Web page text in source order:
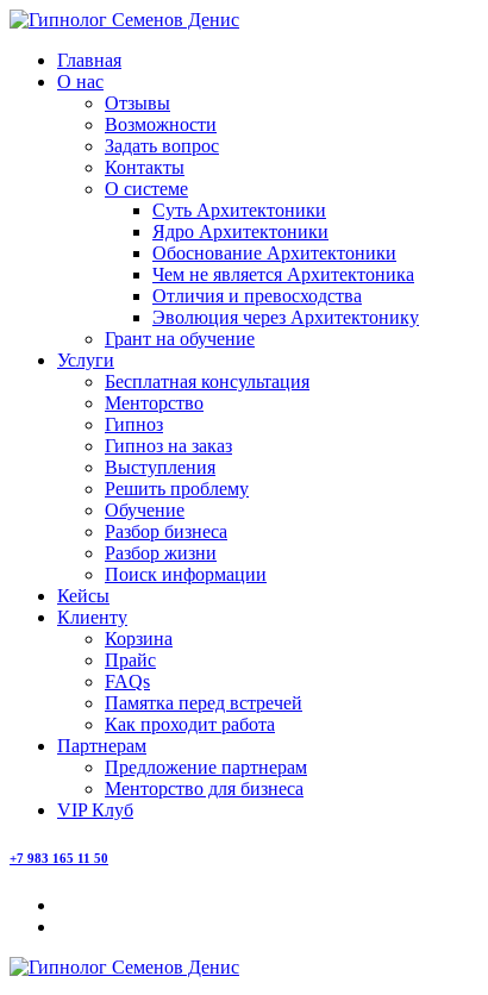
Главная
О нас
Отзывы
Возможности
Задать вопрос
Контакты
О системе
Суть Архитектоники
Ядро Архитектоники
Обоснование Архитектоники
Чем не является Архитектоника
Отличия и превосходства
Эволюция через Архитектонику
Грант на обучение
Услуги
Бесплатная консультация
Менторство
Гипноз
Гипноз на заказ
Выступления
Решить проблему
Обучение
Разбор бизнеса
Разбор жизни
Поиск информации
Кейсы
Клиенту
Корзина
Прайс
FAQs
Памятка перед встречей
Как проходит работа
Партнерам
Предложение партнерам
Менторство для бизнеса
VIP Клуб
+7 983 165 11 50